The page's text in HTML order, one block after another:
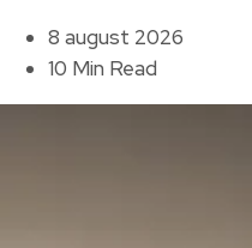
8 august 2026
10 Min Read